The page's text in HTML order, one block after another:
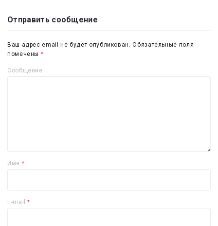
Отправить сообщение
Ваш адрес email не будет опубликован.
Обязательные поля
помечены *
Сообщение
Имя *
E-mail*